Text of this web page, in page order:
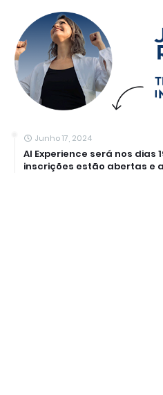
Junho 17, 2024
AI Experience será nos dias
inscrições estão abertas e